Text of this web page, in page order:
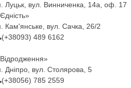
Луцьк, вул. Винниченка, 14а, оф. 17
Кам'янське, вул. Сачка, 26/2
(+38093) 489 6162
Дніпро, вул. Столярова, 5
(+38056) 785 2559